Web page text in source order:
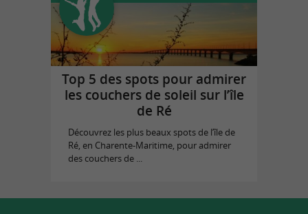
Top 5 des spots pour admirer
les couchers de soleil sur l’île
de Ré
Découvrez les plus beaux spots de l’île de
Ré, en Charente-Maritime, pour admirer
des couchers de ...